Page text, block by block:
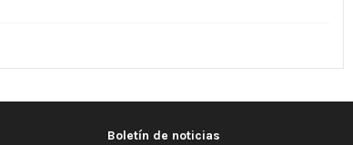
Boletín de noticias